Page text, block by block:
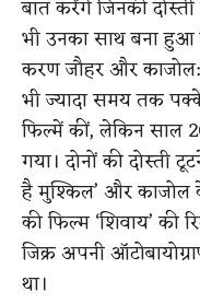
बात करेंगे जिनकी
भी उनका साथ बना हुआ
करण जौहर और
भी ज्यादा समय तक
फिल्में कीं, लेकिन साल
गया। दोनों की दोस्ती
है मुश्किल’ और
की फिल्म ‘शिवाय’ की
जिक्र अपनी
था।